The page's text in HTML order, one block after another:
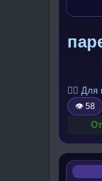
🧍‍♂️ Для
👁 58